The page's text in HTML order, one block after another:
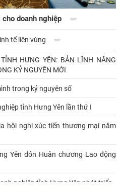
doanh nghiệp
tế liên vùng
HƯNG YÊN: BẢN LĨNH NĂNG
KỶ NGUYÊN MỚI
trong kỷ nguyên số
tỉnh Hưng Yên lần thứ I
hội nghị xúc tiến thương mại năm
Yên đón Huân chương Lao động
nghiệp tỉnh Hưng Yên phát triển